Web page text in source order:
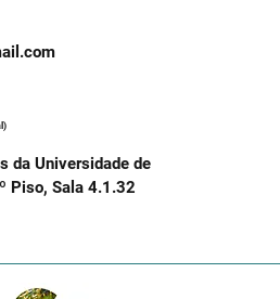
da Universidade de
Piso, Sala 4.1.32